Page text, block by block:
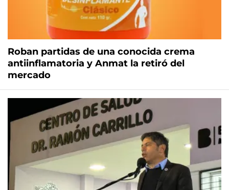
Roban partidas de una conocida crema
antiinflamatoria y Anmat la retiró del
mercado